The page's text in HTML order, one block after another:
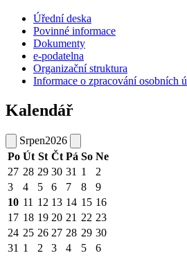
Úřední deska
Povinné informace
Dokumenty
e-podatelna
Organizační struktura
Informace o zpracování osobních
Kalendář
Srpen2026
Po Út St Čt Pá So Ne
27 28 29 30 31 1
2
3
4 5 6 7 8
9
10 11 12 13 14 15 16
17 18 19 20 21 22 23
24 25 26 27 28 29 30
31 1 2 3 4 5 6